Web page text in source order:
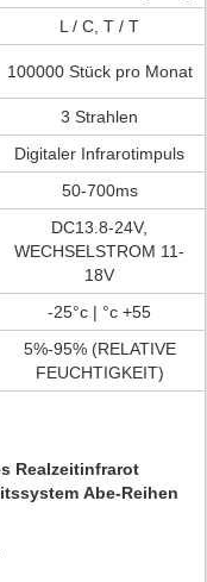
L / C, T / T
100000 Stück pro Monat
3 Strahlen
Digitaler Infrarotimpuls
50-700ms
DC13.8-24V,
WECHSELSTROM 11-
18V
-25°c | °c +55
5%-95% (RELATIVE
FEUCHTIGKEIT)
Realzeitinfrarot
Abe-Reihen